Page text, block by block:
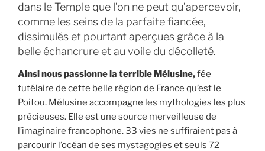
dans le Temple que l’on ne peut qu’apercevoir,
comme les seins de la parfaite fiancée,
dissimulés et pourtant aperçues grâce à la
belle échancrure et au voile du décolleté.
Ainsi nous passionne la terrible Mélusine,fée
tutélaire de cette belle région de France qu’est le
Poitou. Mélusine accompagne les mythologies les plus
précieuses. Elle est une source merveilleuse de
l’imaginaire francophone. 33 vies ne suffiraient pas à
parcourir l’océan de ses mystagogies et seuls 72